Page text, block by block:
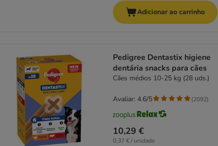
Adicionar ao carrinho
Pedigree Dentastix higiene
dentária snacks para cães
Cães médios 10-25 kg (28 uds.)
10,29 €
0,37 € / unidade
Avaliar: 4.6/5 (2092)